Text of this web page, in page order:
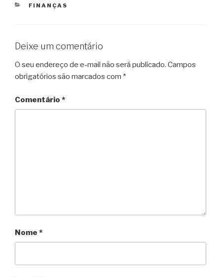
CATEGORIAS
FINANÇAS
Deixe um comentário
O seu endereço de e-mail não será publicado. Campos
obrigatórios são marcados com *
Comentário *
Nome *